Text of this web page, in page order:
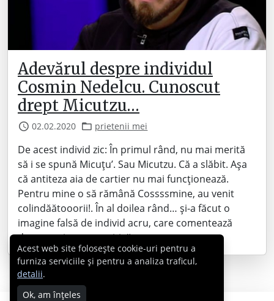
Adevărul despre individul
Cosmin Nedelcu. Cunoscut
drept Micutzu…
02.02.2020 prietenii mei
De acest individ zic: În primul rând, nu mai merită
să i se spună Micuțu’. Sau Micutzu. Că a slăbit. Așa
că antiteza aia de cartier nu mai funcționează.
Pentru mine o să rămână Cossssmine, au venit
colindăătooorii!. În al doilea rând… și-a făcut o
imagine falsă de individ acru, care comentează
despre orice, care critică…
Acest web site folosește cookie-uri pentru a
furniza serviciile și pentru a analiza traficul,
detalii.
Ok, am înțeles